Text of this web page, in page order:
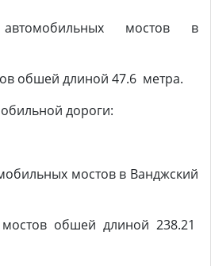
автомобильных мостов в
обшей длиной 47.6 метра.
дороги:
мостов в Ванджский
обшей длиной 238.21